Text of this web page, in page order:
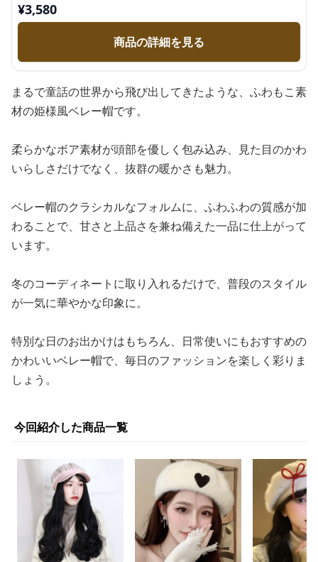
¥3,580
商品の詳細を見る
まるで童話の世界から飛び出してきたような、ふわもこ素
材の姫様風ベレー帽です。
柔らかなボア素材が頭部を優しく包み込み、見た目のかわ
いらしさだけでなく、抜群の暖かさも魅力。
ベレー帽のクラシカルなフォルムに、ふわふわの質感が加
わることで、甘さと上品さを兼ね備えた一品に仕上がって
います。
冬のコーディネートに取り入れるだけで、普段のスタイル
が一気に華やかな印象に。
特別な日のお出かけはもちろん、日常使いにもおすすめの
かわいいベレー帽で、毎日のファッションを楽しく彩りま
しょう。
今回紹介した商品一覧